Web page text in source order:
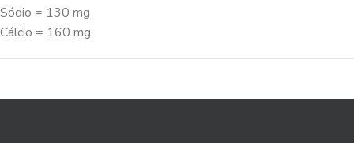
Sódio = 130 mg
Cálcio = 160 mg